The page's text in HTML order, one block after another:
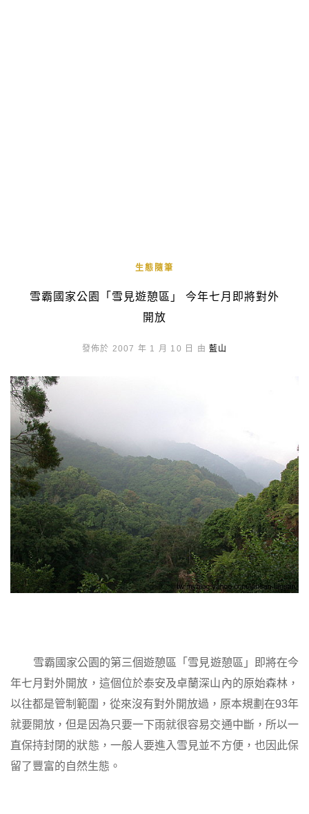
生態隨筆
雪霸國家公園「雪見遊憩區」 今年七月即將對外
開放
發佈於 2007 年 1 月 10 日 由 藍山
雪霸國家公園的第三個遊憩區「雪見遊憩區」即將在今
年七月對外開放，這個位於泰安及卓蘭深山內的原始森林，
以往都是管制範圍，從來沒有對外開放過，原本規劃在93年
就要開放，但是因為只要一下雨就很容易交通中斷，所以一
直保持封閉的狀態，一般人要進入雪見並不方便，也因此保
留了豐富的自然生態。